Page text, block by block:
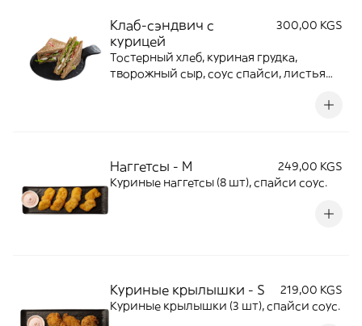
Клаб-сэндвич с
курицей
300,00 KGS
Тостерный хлеб, куриная грудка,
творожный сыр, соус спайси, листья
Наггетсы - М
249,00 KGS
Куриные наггетсы (8 шт), спайси соус.
Куриные крылышки - S
219,00 KGS
Куриные крылышки (3 шт), спайси соус.